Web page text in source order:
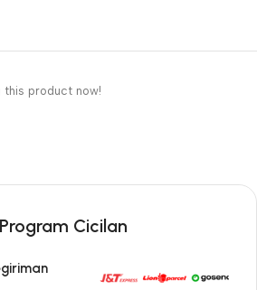
this product now!
Cicilan